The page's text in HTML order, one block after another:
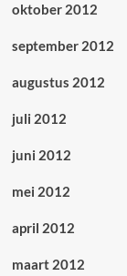
oktober 2012
september 2012
augustus 2012
juli 2012
juni 2012
mei 2012
april 2012
maart 2012